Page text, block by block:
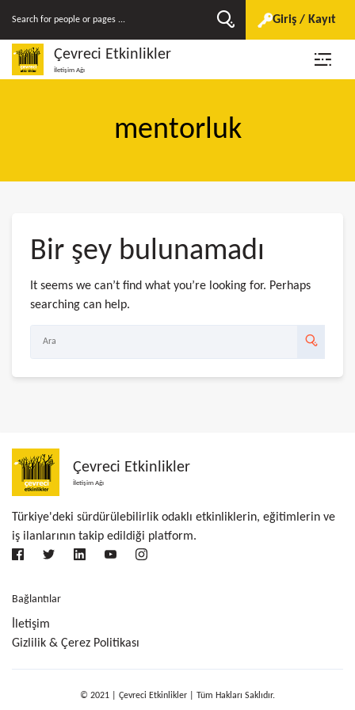
Giriş / Kayıt
Çevreci Etkinlikler
İletişim Ağı
mentorluk
Bir şey bulunamadı
It seems we can’t find what you’re looking for. Perhaps
searching can help.
Çevreci Etkinlikler
İletişim Ağı
Türkiye'deki sürdürülebilirlik odaklı etkinliklerin, eğitimlerin ve
iş ilanlarının takip edildiği platform.
Bağlantılar
İletişim
Gizlilik & Çerez Politikası
© 2021 | Çevreci Etkinlikler | Tüm Hakları Saklıdır.